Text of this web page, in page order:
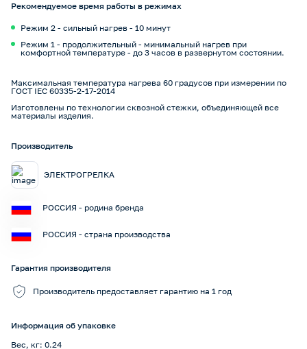
Рекомендуемое время работы в режимах
Режим 2 - сильный нагрев - 10 минут
Режим 1 - продолжительный - минимальный нагрев при
комфортной температуре - до 3 часов в развернутом состоянии.
Максимальная температура нагрева 60 градусов при измерении по
ГОСТ IEC 60335-2-17-2014
Изготовлены по технологии сквозной стежки, объединяющей все
материалы изделия.
Производитель
ЭЛЕКТРОГРЕЛКА
РОССИЯ - родина бренда
РОССИЯ - страна производства
Гарантия производителя
Производитель предоставляет гарантию на 1 год
Информация об упаковке
Вес, кг: 0.24